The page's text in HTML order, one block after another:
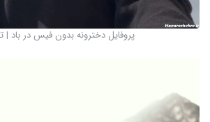
پروفایل دخترونه بدون فیس در باد